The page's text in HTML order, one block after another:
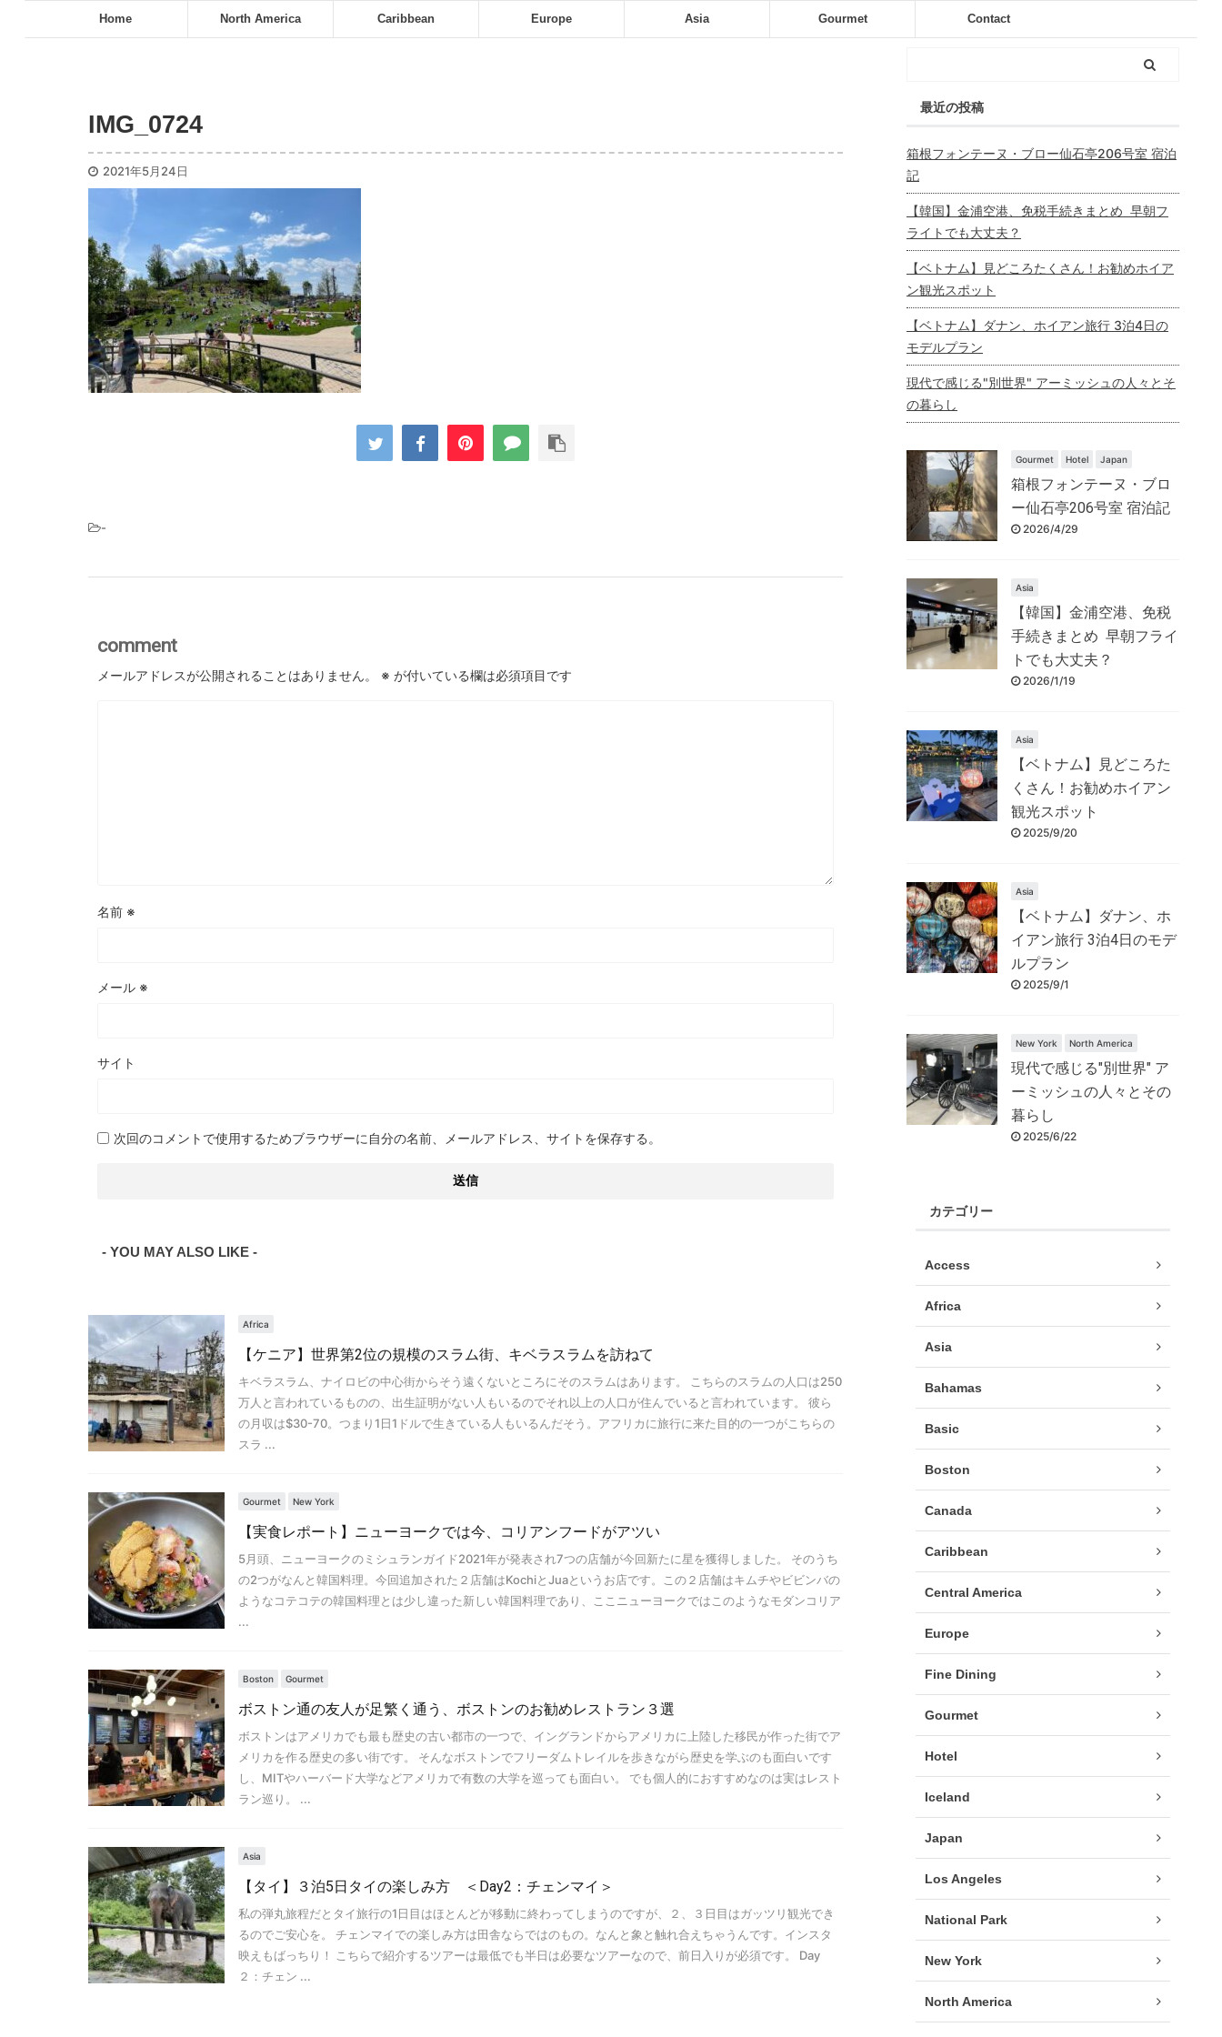
Home North America Caribbean Europe Asia Gourmet Contact
IMG_0724
2021年5月24日
-
comment
メールアドレスが公開されることはありません。 ※ が付いている欄は必須項目です
名前 ※
メール ※
サイト
次回のコメントで使用するためブラウザーに自分の名前、メールアドレス、サイトを保存する。
- YOU MAY ALSO LIKE -
Africa
【ケニア】世界第2位の規模のスラム街、キベラスラムを訪ねて
キベラスラム、ナイロビの中心街からそう遠くないところにそのスラムはあります。 こちらのスラムの人口は250
万人と言われているものの、出生証明がない人もいるのでそれ以上の人口が住んでいると言われています。 彼ら
の月収は$30-70。つまり1日1ドルで生きている人もいるんだそう。アフリカに旅行に来た目的の一つがこちらの
スラ ...
Gourmet New York
【実食レポート】ニューヨークでは今、コリアンフードがアツい
5月頭、ニューヨークのミシュランガイド2021年が発表され7つの店舗が今回新たに星を獲得しました。 そのうち
の2つがなんと韓国料理。今回追加された２店舗はKochiとJuaというお店です。この２店舗はキムチやビビンバの
ようなコテコテの韓国料理とは少し違った新しい韓国料理であり、ここニューヨークではこのようなモダンコリア
...
Boston Gourmet
ボストン通の友人が足繁く通う、ボストンのお勧めレストラン３選
ボストンはアメリカでも最も歴史の古い都市の一つで、イングランドからアメリカに上陸した移民が作った街でア
メリカを作る歴史の多い街です。 そんなボストンでフリーダムトレイルを歩きながら歴史を学ぶのも面白いです
し、MITやハーバード大学などアメリカで有数の大学を巡っても面白い。 でも個人的におすすめなのは実はレスト
ラン巡り。 ...
Asia
【タイ】３泊5日タイの楽しみ方 ＜Day2：チェンマイ＞
私の弾丸旅程だとタイ旅行の1日目はほとんどが移動に終わってしまうのですが、２、３日目はガッツリ観光でき
るのでご安心を。 チェンマイでの楽しみ方は田舎ならではのもの。なんと象と触れ合えちゃうんです。インスタ
映えもばっちり！ こちらで紹介するツアーは最低でも半日は必要なツアーなので、前日入りが必須です。 Day
２：チェン ...
最近の投稿
箱根フォンテーヌ・ブロー仙石亭206号室 宿泊
記
【韓国】金浦空港、免税手続きまとめ 早朝フ
ライトでも大丈夫？
【ベトナム】見どころたくさん！お勧めホイア
ン観光スポット
【ベトナム】ダナン、ホイアン旅行 3泊4日の
モデルプラン
現代で感じる"別世界" アーミッシュの人々とそ
の暮らし
Gourmet Hotel Japan
箱根フォンテーヌ・ブロ
ー仙石亭206号室 宿泊記
2026/4/29
Asia
【韓国】金浦空港、免税
手続きまとめ 早朝フライ
トでも大丈夫？
2026/1/19
Asia
【ベトナム】見どころた
くさん！お勧めホイアン
観光スポット
2025/9/20
Asia
【ベトナム】ダナン、ホ
イアン旅行 3泊4日のモデ
ルプラン
2025/9/1
New York North America
現代で感じる"別世界" ア
ーミッシュの人々とその
暮らし
2025/6/22
カテゴリー
Access
Africa
Asia
Bahamas
Basic
Boston
Canada
Caribbean
Central America
Europe
Fine Dining
Gourmet
Hotel
Iceland
Japan
Los Angeles
National Park
New York
North America